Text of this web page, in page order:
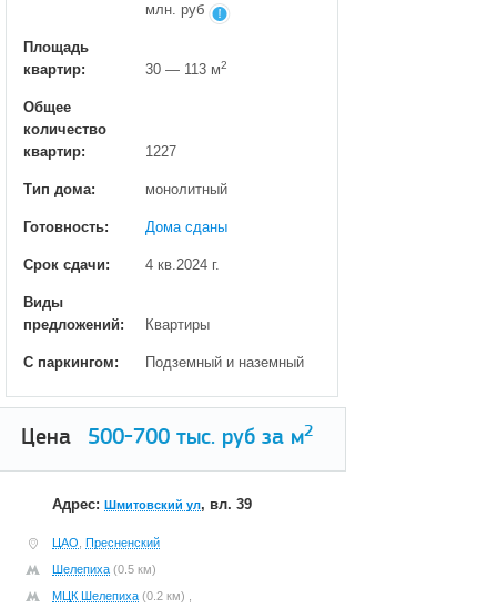
млн. руб
Площадь
квартир:
30 — 113 м2
Общее
количество
квартир:
1227
Тип дома: монолитный
Готовность: Дома сданы
Срок сдачи: 4 кв.2024 г.
Виды
предложений:
Квартиры
С паркингом: Подземный и наземный
Цена 500-700 тыс. руб за м2
Адрес: Шмитовский ул, вл. 39
ЦАО Пресненский
Шелепиха (0.5 км)
МЦК Шелепиха (0.2 км) ,